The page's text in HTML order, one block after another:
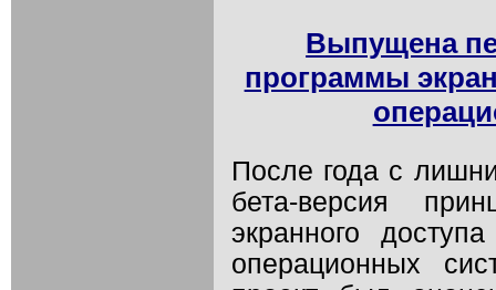
Выпущена
программы
После года с
бета-версия
экранного
операционных